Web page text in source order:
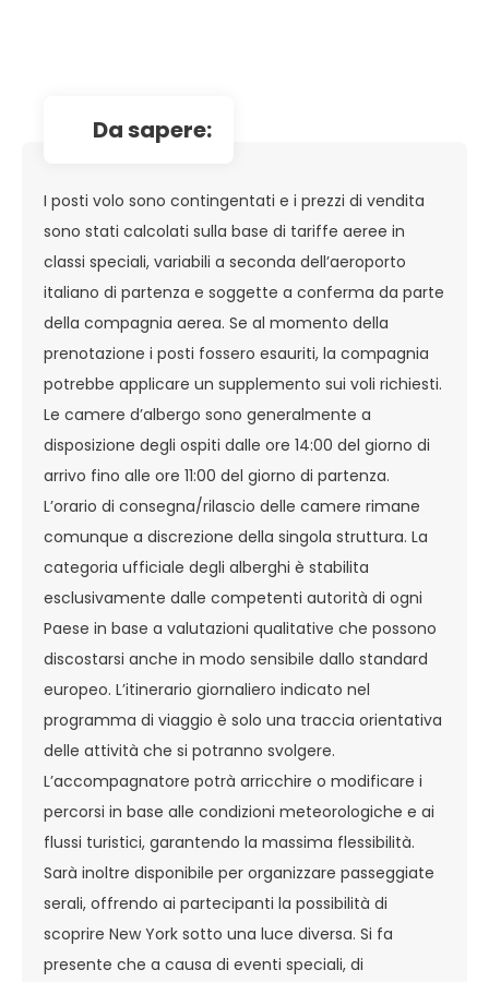
da sapere:
I posti volo sono contingentati e i prezzi di vendita
sono stati calcolati sulla base di tariffe aeree in
classi speciali, variabili a seconda dell’aeroporto
italiano di partenza e soggette a conferma da parte
della compagnia aerea. Se al momento della
prenotazione i posti fossero esauriti, la compagnia
potrebbe applicare un supplemento sui voli richiesti.
Le camere d’albergo sono generalmente a
disposizione degli ospiti dalle ore 14:00 del giorno di
arrivo fino alle ore 11:00 del giorno di partenza.
L’orario di consegna/rilascio delle camere rimane
comunque a discrezione della singola struttura. La
categoria ufficiale degli alberghi è stabilita
esclusivamente dalle competenti autorità di ogni
Paese in base a valutazioni qualitative che possono
discostarsi anche in modo sensibile dallo standard
europeo. L’itinerario giornaliero indicato nel
programma di viaggio è solo una traccia orientativa
delle attività che si potranno svolgere.
L’accompagnatore potrà arricchire o modificare i
percorsi in base alle condizioni meteorologiche e ai
flussi turistici, garantendo la massima flessibilità.
Sarà inoltre disponibile per organizzare passeggiate
serali, offrendo ai partecipanti la possibilità di
scoprire New York sotto una luce diversa. Si fa
presente che a causa di eventi speciali, di